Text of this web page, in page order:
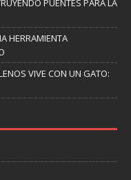
PUENTES PARA LA
HERRAMIENTA
VIVE CON UN GATO: